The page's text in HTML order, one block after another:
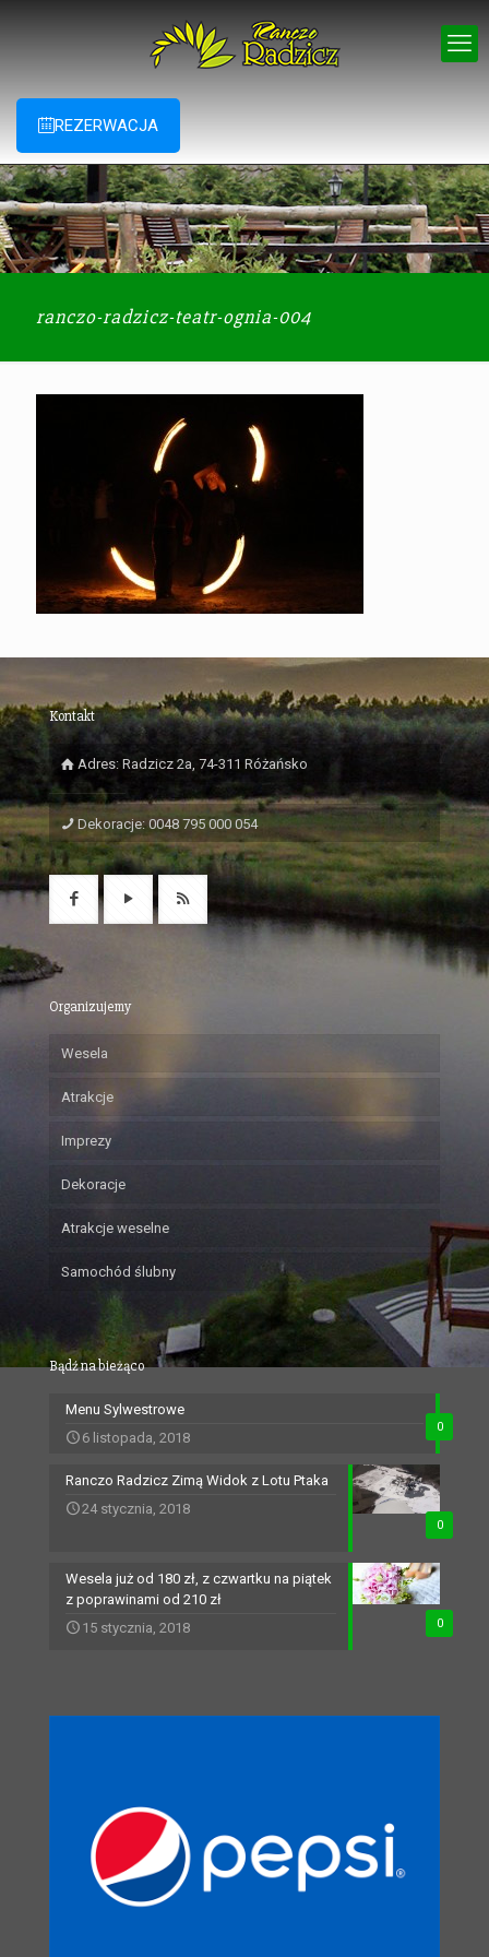
REZERWACJA
ranczo-radzicz-teatr-ognia-004
Kontakt
Adres: Radzicz 2a, 74-311 Różańsko
Dekoracje: 0048 795 000 054
Organizujemy
Wesela
Atrakcje
Imprezy
Dekoracje
Atrakcje weselne
Samochód ślubny
Bądź na bieżąco
0
Menu Sylwestrowe
6 listopada, 2018
0
Ranczo Radzicz Zimą Widok z Lotu Ptaka
24 stycznia, 2018
0
Wesela już od 180 zł, z czwartku na piątek
z poprawinami od 210 zł
15 stycznia, 2018